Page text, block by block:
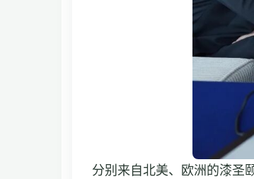
分别来自北美、欧洲的漆圣